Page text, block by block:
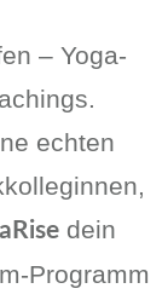
– Yoga-
echten
dein
Programm